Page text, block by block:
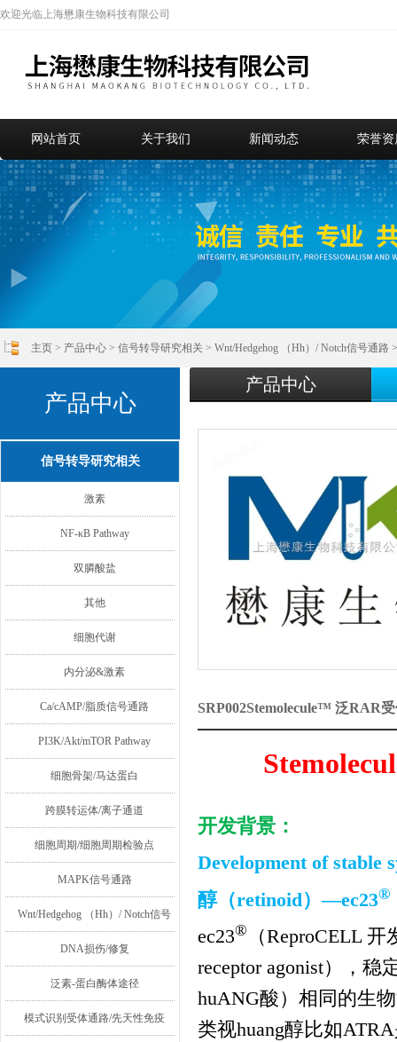
欢迎光临上海懋康生物科技有限公司
网站首页 关于我们 新闻动态 荣誉资
主页 > 产品中心 > 信号转导研究相关 > Wnt/Hedgehog （Hh）/ Notch信号通路
产品中心
信号转导研究相关
激素
NF-κB Pathway
双膦酸盐
其他
细胞代谢
内分泌&激素
Ca/cAMP/脂质信号通路
PI3K/Akt/mTOR Pathway
细胞骨架/马达蛋白
跨膜转运体/离子通道
细胞周期/细胞周期检验点
MAPK信号通路
Wnt/Hedgehog （Hh）/ Notch信号
通路
DNA损伤/修复
泛素-蛋白酶体途径
模式识别受体通路/先天性免疫
产品中心
SRP002Stemolecule™ 泛RAR
开发背景：
Development of stable
醇（retinoid）—ec23®
ec23® （ReproCELL 开
receptor agonist），稳
huANG酸）相同的生
类视huang醇比如ATRA